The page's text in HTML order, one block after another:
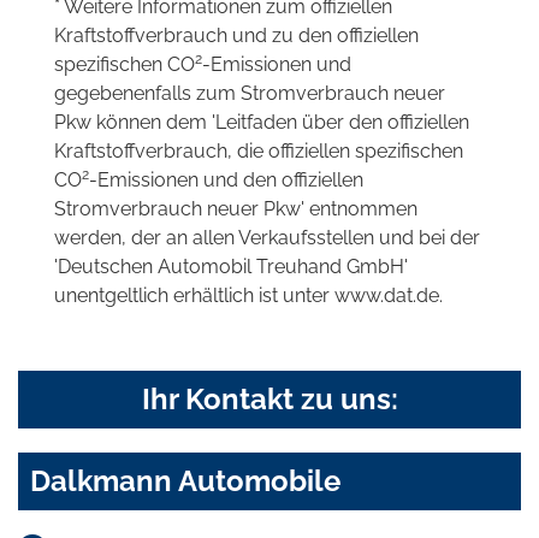
* Weitere Informationen zum offiziellen
Kraftstoffverbrauch und zu den offiziellen
spezifischen CO2-Emissionen und
gegebenenfalls zum Stromverbrauch neuer
Pkw können dem 'Leitfaden über den offiziellen
Kraftstoffverbrauch, die offiziellen spezifischen
CO2-Emissionen und den offiziellen
Stromverbrauch neuer Pkw' entnommen
werden, der an allen Verkaufsstellen und bei der
'Deutschen Automobil Treuhand GmbH'
unentgeltlich erhältlich ist unter www.dat.de.
Ihr Kontakt zu uns:
Dalkmann Automobile